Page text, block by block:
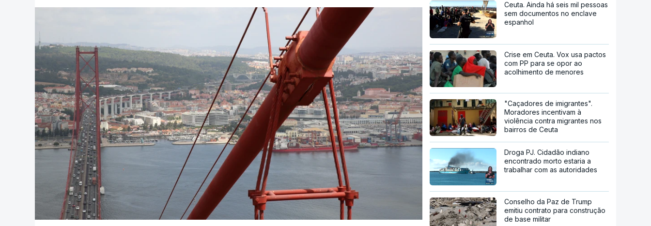
Ceuta. Ainda há seis mil pessoas
sem documentos no enclave
espanhol
Crise em Ceuta. Vox usa pactos
com PP para se opor ao
acolhimento de menores
"Caçadores de imigrantes".
Moradores incentivam à
violência contra migrantes nos
bairros de Ceuta
Droga PJ. Cidadão indiano
encontrado morto estaria a
trabalhar com as autoridades
Conselho da Paz de Trump
emitiu contrato para construção
de base militar